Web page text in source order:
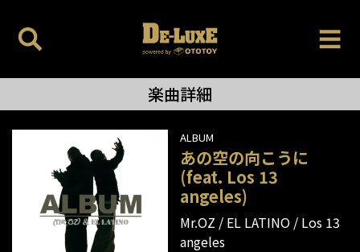
楽曲詳細
ALBUM
あの空の向こうに
(feat. Los 13
angeles)
Mr.OZ EL LATINO
Los 13
angeles